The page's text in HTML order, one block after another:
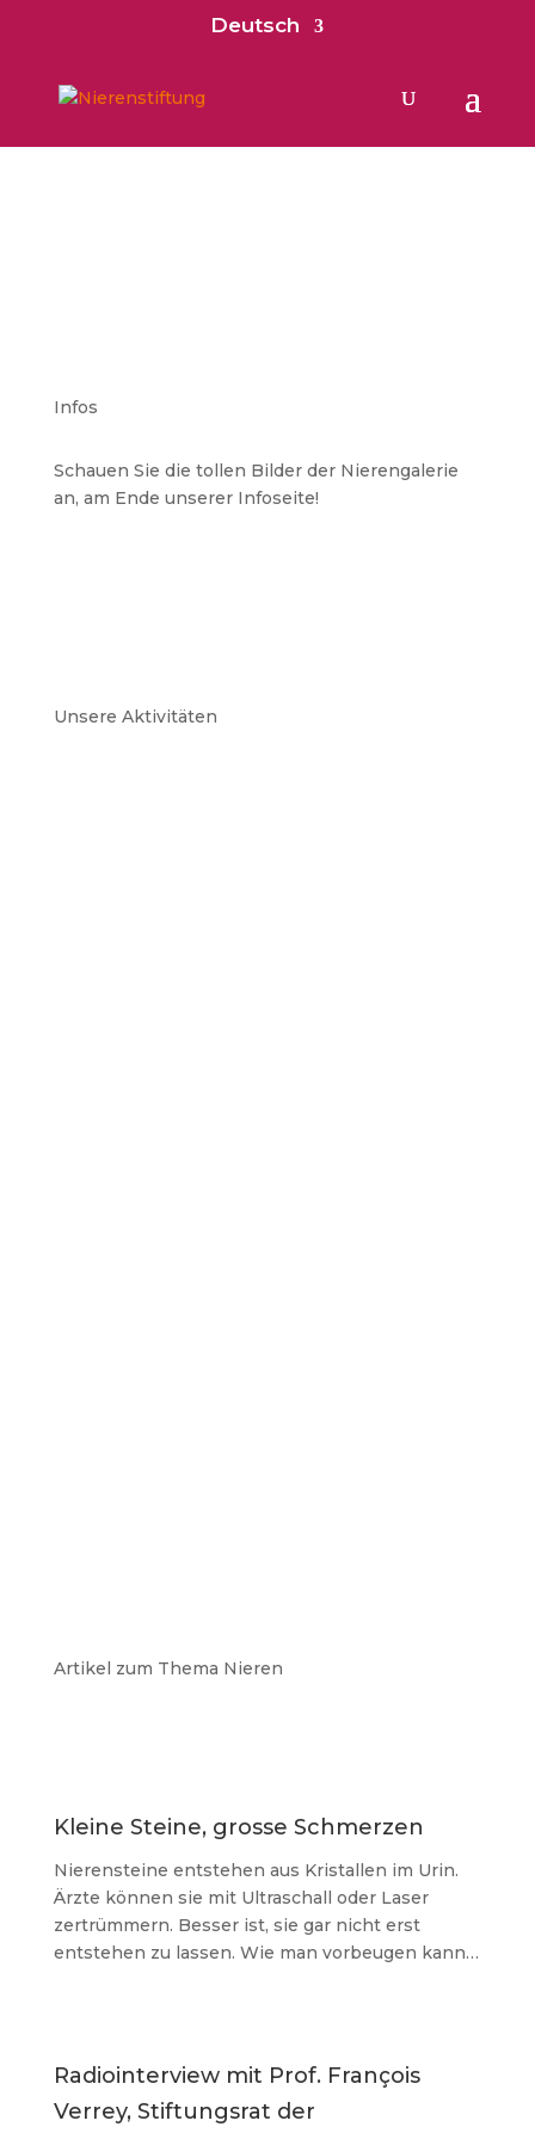
Deutsch
Infos
Schauen Sie die tollen Bilder der Nierengalerie
an, am Ende unserer Infoseite!
Unsere Aktivitäten
Artikel zum Thema Nieren
Kleine Steine, grosse Schmerzen
Nierensteine entstehen aus Kristallen im Urin.
Ärzte können sie mit Ultraschall oder Laser
zertrümmern. Besser ist, sie gar nicht erst
entstehen zu lassen. Wie man vorbeugen kann…
Radiointerview mit Prof. François
Verrey, Stiftungsrat der